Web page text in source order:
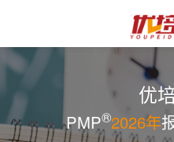
优
PMP®2026年